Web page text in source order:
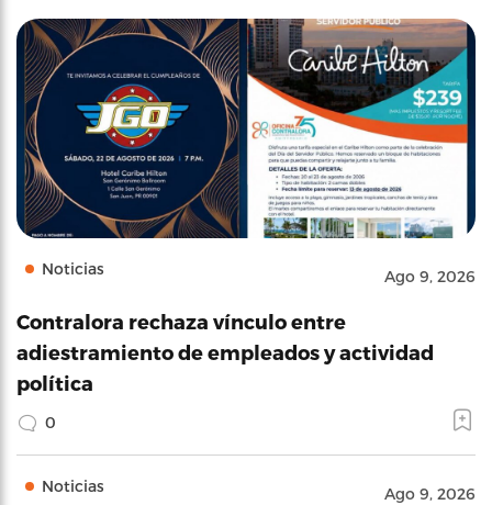
Noticias Ago 9, 2026
Contralora rechaza vínculo entre
adiestramiento de empleados y actividad
política
0
Noticias Ago 9, 2026